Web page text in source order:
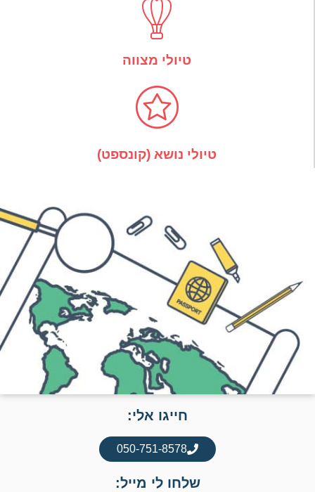
טיולי מצווה
טיולי נושא (קונספט)
חייגו אלי:
050-751-8578
שלחו לי מייל: